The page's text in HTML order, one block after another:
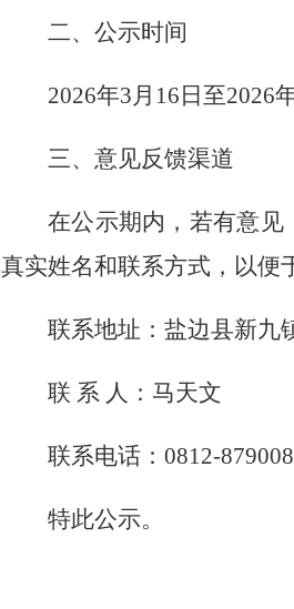
二、公示时间
2026年3月 16 日至2026
三、意见反馈渠道
在公示期内，若有意见
真实姓名和联系方式，以便
联系地址：盐边县新九
联 系 人：马天文
联系电话：0812-
特此公示。